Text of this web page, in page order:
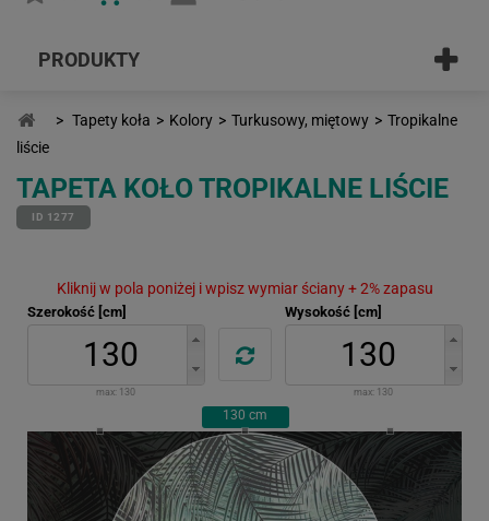
PRODUKTY
> Tapety koła > Kolory > Turkusowy, miętowy > Tropikalne
liście
TAPETA KOŁO TROPIKALNE LIŚCIE
ID 1277
Kliknij w pola poniżej i wpisz wymiar ściany + 2% zapasu
Szerokość [cm]
max: 130
Wysokość [cm]
max: 130
130 cm